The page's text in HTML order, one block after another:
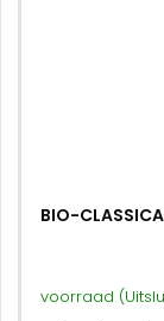
BIO-
voorraad